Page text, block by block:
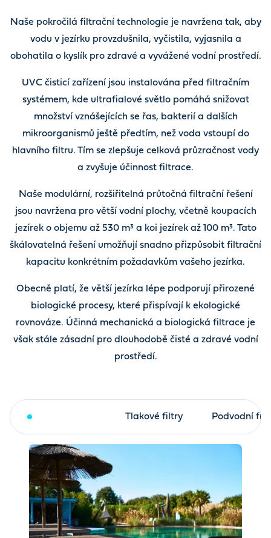
Naše pokročilá filtrační technologie je navržena tak, aby
vodu v jezírku provzdušnila, vyčistila, vyjasnila a
obohatila o kyslík pro zdravé a vyvážené vodní prostředí.
UVC čisticí zařízení jsou instalována před filtračním
systémem, kde ultrafialové světlo pomáhá snižovat
množství vznášejících se řas, bakterií a dalších
mikroorganismů ještě předtím, než voda vstoupí do
hlavního filtru. Tím se zlepšuje celková průzračnost vody
a zvyšuje účinnost filtrace.
Naše modulární, rozšiřitelná průtočná filtrační řešení
jsou navržena pro větší vodní plochy, včetně koupacích
jezírek o objemu až 530 m³ a koi jezírek až 100 m³. Tato
škálovatelná řešení umožňují snadno přizpůsobit filtrační
kapacitu konkrétním požadavkům vašeho jezírka.
Obecně platí, že větší jezírka lépe podporují přirozené
biologické procesy, které přispívají k ekologické
rovnováze. Účinná mechanická a biologická filtrace je
však stále zásadní pro dlouhodobě čisté a zdravé vodní
prostředí.
Tlakové filtry Podvodní